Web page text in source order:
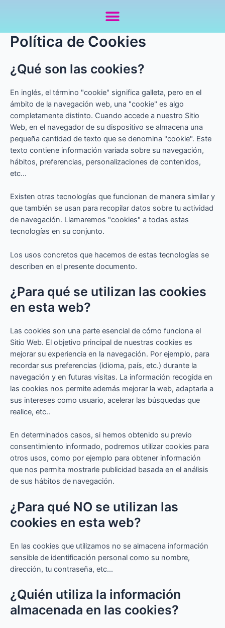
Política de Cookies
¿Qué son las cookies?
En inglés, el término "cookie" significa galleta, pero en el
ámbito de la navegación web, una "cookie" es algo
completamente distinto. Cuando accede a nuestro Sitio
Web, en el navegador de su dispositivo se almacena una
pequeña cantidad de texto que se denomina "cookie". Este
texto contiene información variada sobre su navegación,
hábitos, preferencias, personalizaciones de contenidos,
etc...
Existen otras tecnologías que funcionan de manera similar y
que también se usan para recopilar datos sobre tu actividad
de navegación. Llamaremos "cookies" a todas estas
tecnologías en su conjunto.
Los usos concretos que hacemos de estas tecnologías se
describen en el presente documento.
¿Para qué se utilizan las cookies
en esta web?
Las cookies son una parte esencial de cómo funciona el
Sitio Web. El objetivo principal de nuestras cookies es
mejorar su experiencia en la navegación. Por ejemplo, para
recordar sus preferencias (idioma, país, etc.) durante la
navegación y en futuras visitas. La información recogida en
las cookies nos permite además mejorar la web, adaptarla a
sus intereses como usuario, acelerar las búsquedas que
realice, etc..
En determinados casos, si hemos obtenido su previo
consentimiento informado, podremos utilizar cookies para
otros usos, como por ejemplo para obtener información
que nos permita mostrarle publicidad basada en el análisis
de sus hábitos de navegación.
¿Para qué NO se utilizan las
cookies en esta web?
En las cookies que utilizamos no se almacena información
sensible de identificación personal como su nombre,
dirección, tu contraseña, etc...
¿Quién utiliza la información
almacenada en las cookies?